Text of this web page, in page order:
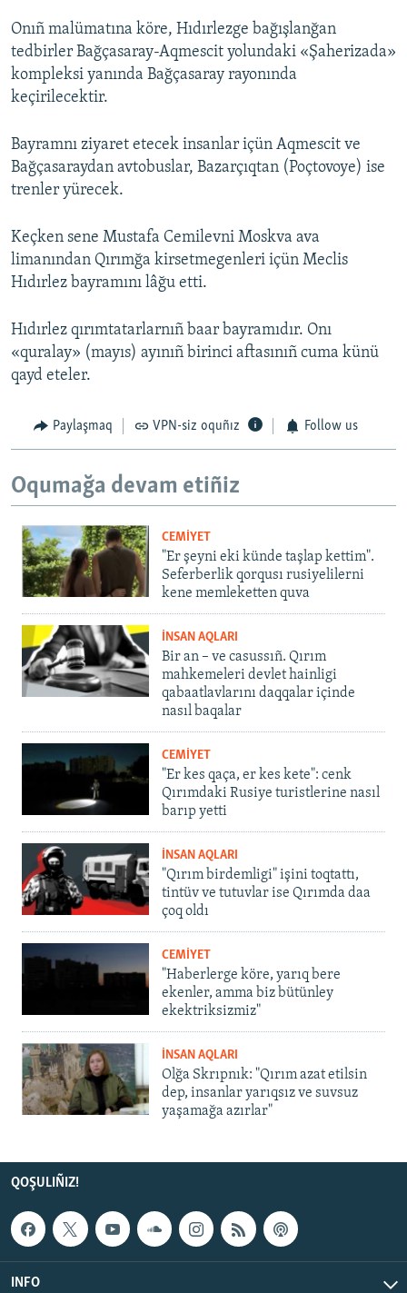
Onıñ malümatına köre, Hıdırlezge bağışlanğan
tedbirler Bağçasaray-Aqmescit yolundaki «Şaherizada»
kompleksi yanında Bağçasaray rayonında
keçirilecektir.
Bayramnı ziyaret etecek insanlar içün Aqmescit ve
Bağçasaraydan avtobuslar, Bazarçıqtan (Poçtovoye) ise
trenler yürecek.
Keçken sene Mustafa Cemilevni Moskva ava
limanından Qırımğa kirsetmegenleri içün Meclis
Hıdırlez bayramını lâğu etti.
Hıdırlez qırımtatarlarnıñ baar bayramıdır. Onı
«quralay» (mayıs) ayınıñ birinci aftasınıñ cuma künü
qayd eteler.
Paylaşmaq VPN-siz oquñız Follow us
Oqumağa devam etiñiz
CEMİYET
"Er şeyni eki künde taşlap kettim".
Seferberlik qorqusı rusiyelilerni
kene memleketten quva
İNSAN AQLARI
Bir an – ve casussıñ. Qırım
mahkemeleri devlet hainligi
qabaatlavlarını daqqalar içinde
nasıl baqalar
CEMİYET
"Er kes qaça, er kes kete": cenk
Qırımdaki Rusiye turistlerine nasıl
barıp yetti
İNSAN AQLARI
"Qırım birdemligi" işini toqtattı,
tintüv ve tutuvlar ise Qırımda daa
çoq oldı
CEMİYET
"Haberlerge köre, yarıq bere
ekenler, amma biz bütünley
ekektriksizmiz"
İNSAN AQLARI
Olğa Skrıpnık: "Qırım azat etilsin
dep, insanlar yarıqsız ve suvsuz
yaşamağa azırlar"
QOŞULIÑIZ!
INFO